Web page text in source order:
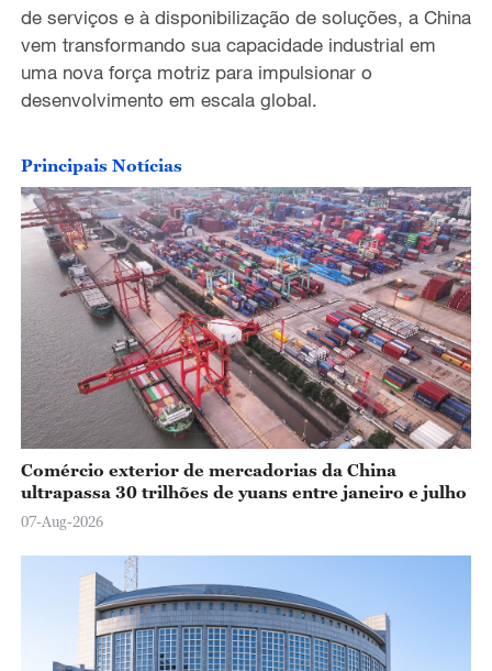
de serviços e à disponibilização de soluções, a China
vem transformando sua capacidade industrial em
uma nova força motriz para impulsionar o
desenvolvimento em escala global.
Principais Notícias
Comércio exterior de mercadorias da China
ultrapassa 30 trilhões de yuans entre janeiro e julho
07-Aug-2026